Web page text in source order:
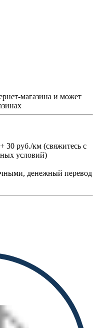
магазина и может
руб./км (свяжитесь с
условий)
денежный перевод